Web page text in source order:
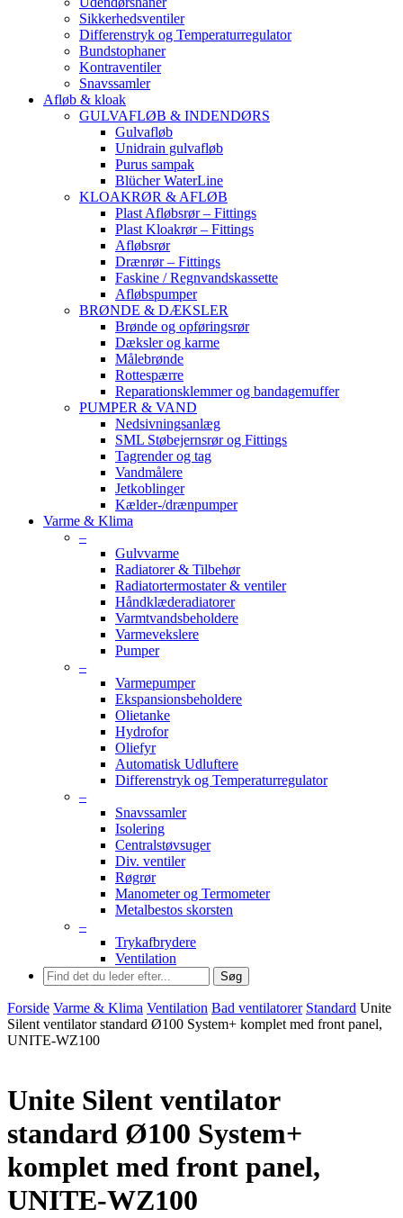
Sikkerhedsventiler
Differenstryk og Temperaturregulator
Bundstophaner
Kontraventiler
Snavssamler
Afløb & kloak
GULVAFLØB & INDENDØRS
Gulvafløb
Unidrain gulvafløb
Purus sampak
Blücher WaterLine
KLOAKRØR & AFLØB
Plast Afløbsrør – Fittings
Plast Kloakrør – Fittings
Afløbsrør
Drænrør – Fittings
Faskine / Regnvandskassette
Afløbspumper
BRØNDE & DÆKSLER
Brønde og opføringsrør
Dæksler og karme
Målebrønde
Rottespærre
Reparationsklemmer og bandagemuffer
PUMPER & VAND
Nedsivningsanlæg
SML Støbejernsrør og Fittings
Tagrender og tag
Vandmålere
Jetkoblinger
Kælder-/drænpumper
Varme & Klima
–
Gulvvarme
Radiatorer & Tilbehør
Radiatortermostater & ventiler
Håndklæderadiatorer
Varmtvandsbeholdere
Varmevekslere
Pumper
–
Varmepumper
Ekspansionsbeholdere
Olietanke
Hydrofor
Oliefyr
Automatisk Udluftere
Differenstryk og Temperaturregulator
–
Snavssamler
Isolering
Centralstøvsuger
Div. ventiler
Røgrør
Manometer og Termometer
Metalbestos skorsten
–
Trykafbrydere
Ventilation
Søg
Forside Varme & Klima Ventilation Bad ventilatorer Standard Unite
Silent ventilator standard Ø100 System+ komplet med front panel,
UNITE-WZ100
Unite Silent ventilator
standard Ø100 System+
komplet med front panel,
UNITE-WZ100